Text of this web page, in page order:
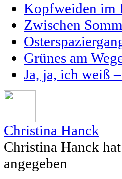
Kopfweiden im
Zwischen
Grünes am
Ja, ja, ich weiß
Christina Hanck
Christina Hanck
angegeben